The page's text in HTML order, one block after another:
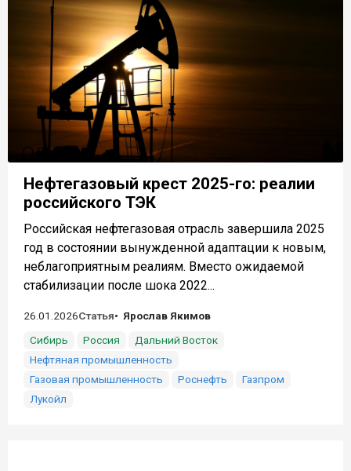
Нефтегазовый крест 2025-го: реалии
российского ТЭК
Российская нефтегазовая отрасль завершила 2025
год в состоянии вынужденной адаптации к новым,
неблагоприятным реалиям. Вместо ожидаемой
стабилизации после шока 2022...
26.01.2026Статья
Ярослав Якимов
Сибирь
Россия
Дальний Восток
Нефтяная промышленность
Газовая промышленность
Роснефть
Газпром
Лукойл